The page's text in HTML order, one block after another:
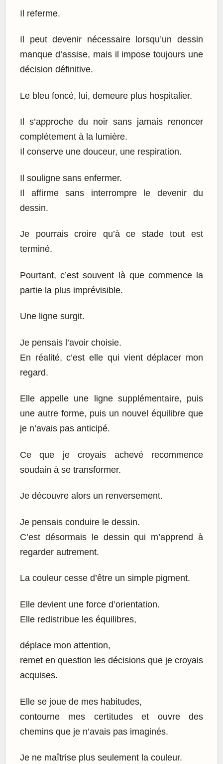
Il referme.
Il peut devenir nécessaire lorsqu’un dessin
manque d’assise, mais il impose toujours une
décision définitive.
Le bleu foncé, lui, demeure plus hospitalier.
Il s’approche du noir sans jamais renoncer
complètement à la lumière.
Il conserve une douceur, une respiration.
Il souligne sans enfermer.
Il affirme sans interrompre le devenir du
dessin.
Je pourrais croire qu’à ce stade tout est
terminé.
Pourtant, c’est souvent là que commence la
partie la plus imprévisible.
Une ligne surgit.
Je pensais l’avoir choisie.
En réalité, c’est elle qui vient déplacer mon
regard.
Elle appelle une ligne supplémentaire, puis
une autre forme, puis un nouvel équilibre que
je n’avais pas anticipé.
Ce que je croyais achevé recommence
soudain à se transformer.
Je découvre alors un renversement.
Je pensais conduire le dessin.
C’est désormais le dessin qui m’apprend à
regarder autrement.
La couleur cesse d’être un simple pigment.
Elle devient une force d’orientation.
Elle redistribue les équilibres,
déplace mon attention,
remet en question les décisions que je croyais
acquises.
Elle se joue de mes habitudes,
contourne mes certitudes et ouvre des
chemins que je n’avais pas imaginés.
Je ne maîtrise plus seulement la couleur.